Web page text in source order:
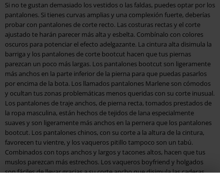
Si no te gustan demasiado los vestidos o las faldas, puedes optar por los
pantalones. Si tienes curvas amplias y una complexión fuerte, deberías
probar con pantalones de corte recto. Las costuras rectas y el corte
ajustado te harán parecer más alta y esbelta. Combínalo con colores
oscuros para potenciar el efecto adelgazante. La cintura alta disimula la
barriga y los pantalones de corte bootcut hacen que tus piernas
parezcan un poco más largas. Los pantalones bootcut son ligeramente
más anchos en la parte inferior de la pierna para que puedas pasarlos
por encima de la bota. Los llamados pantalones Marlene son cómodos
y ocultan tus zonas problemáticas menos queridas con su corte inusual.
Los pantalones de traje anchos, de pierna recta, tomados prestados de
la ropa masculina, están hechos de tejidos de lana especialmente
suaves y son ligeramente más anchos en la pernera que los pantalones
bootcut. Los pantalones chinos, con su corte a la altura de la cintura,
favorecen tu vientre, y los vaqueros pitillo tampoco son un tabú.
Combinados con tops anchos y largos y tacones altos, hacen que tus
muslos parezcan más estrechos. Los vaqueros boyfriend y holgados
son fáciles de llevar gracias a su corte ancho que disimula las caderas